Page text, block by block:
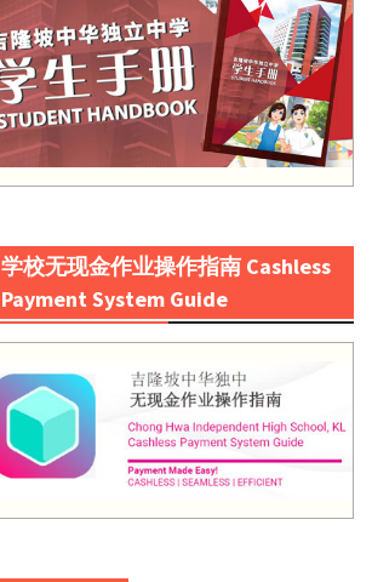
学校无现金作业操作指南 Cashless
Payment System Guide